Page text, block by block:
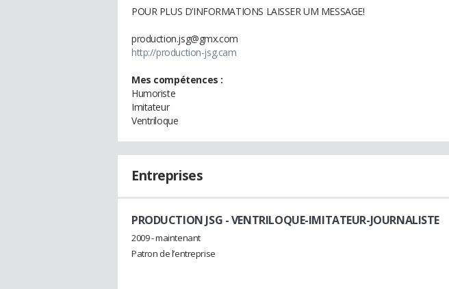
POUR PLUS D’INFORMATIONS LAISSER UM MESSAGE!
production.jsg@gmx.com
http://production-jsg.cam
Mes compétences :
Humoriste
Imitateur
Ventriloque
Entreprises
PRODUCTION JSG - VENTRILOQUE-IMITATEUR-JOURNALISTE
2009 - maintenant
Patron de l’entreprise